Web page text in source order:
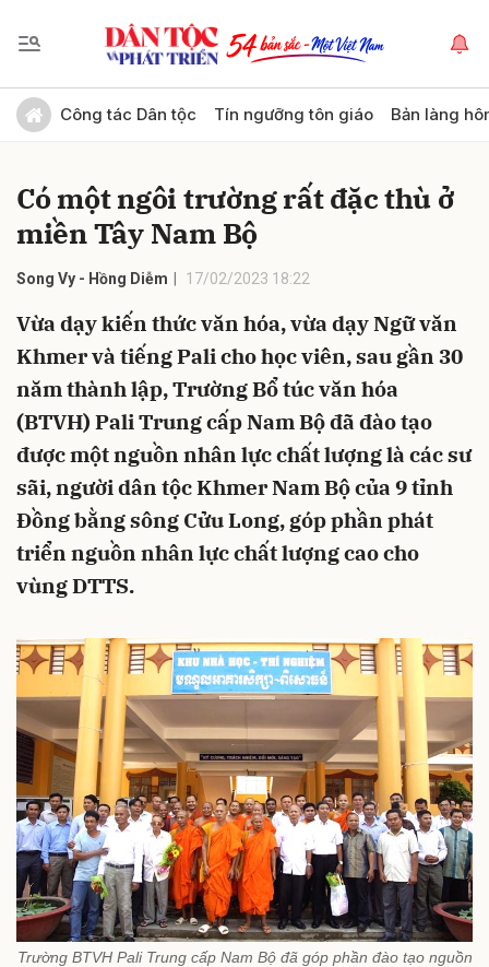
Công tác Dân tộc Tín ngưỡng tôn giáo Bản làng
Có một ngôi trường rất đặc thù ở
miền Tây Nam Bộ
Song Vy - Hồng Diễm 17/02/2023 18:22
Vừa dạy kiến thức văn hóa, vừa dạy Ngữ văn
Khmer và tiếng Pali cho học viên, sau gần 30
năm thành lập, Trường Bổ túc văn hóa
(BTVH) Pali Trung cấp Nam Bộ đã đào tạo
được một nguồn nhân lực chất lượng là các sư
sãi, người dân tộc Khmer Nam Bộ của 9 tỉnh
Đồng bằng sông Cửu Long, góp phần phát
triển nguồn nhân lực chất lượng cao cho
vùng DTTS.
Trường BTVH Pali Trung cấp Nam Bộ đã góp phần đào tạo nguồn
Gửi bình luận
Hủy Gửi